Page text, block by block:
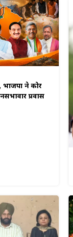
भाजपा ने कोर
प्रवास